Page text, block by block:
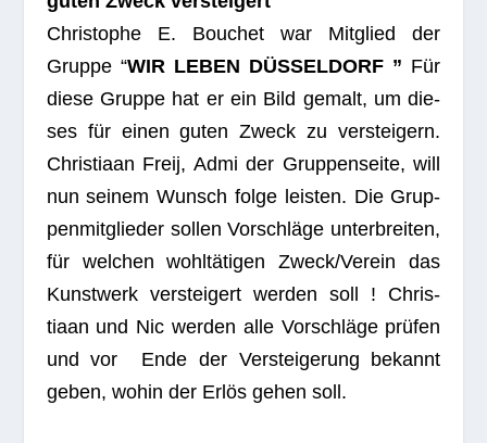
Chris­to­phe E. Bou­chet war Mit­glied der
Gruppe “WIR LEBEN DÜSSELDORF ” Für
diese Gruppe hat er ein Bild gemalt, um die­
ses für einen guten Zweck zu ver­stei­gern.
Chris­tiaan Freij, Admi der Grup­pen­seite, will
nun sei­nem Wunsch folge leis­ten. Die Grup­
pen­mit­glie­der sol­len Vor­schläge unter­brei­ten,
für wel­chen wohl­tä­ti­gen Zweck/Verein das
Kunst­werk ver­stei­gert wer­den soll ! Chris­
tiaan und Nic wer­den alle Vor­schläge prü­fen
und vor Ende der Ver­stei­ge­rung bekannt
geben, wohin der Erlös gehen soll.